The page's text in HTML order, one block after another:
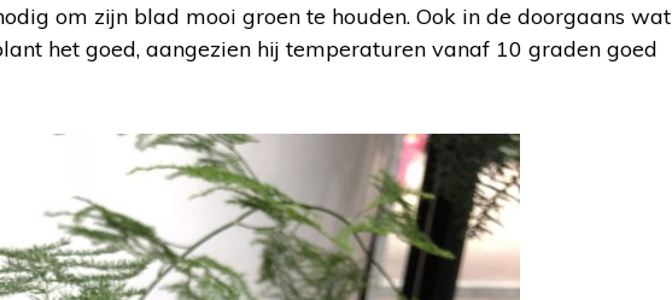
om zijn blad mooi groen te houden. Ook in de doorgaans wat
het goed, aangezien hij temperaturen vanaf 10 graden goed